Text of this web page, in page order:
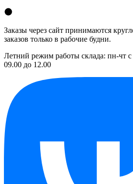
Заказы через сайт принимаются
заказов только в рабочие будни.
Летний режим работы склада: пн-чт с
09.00 до 12.00